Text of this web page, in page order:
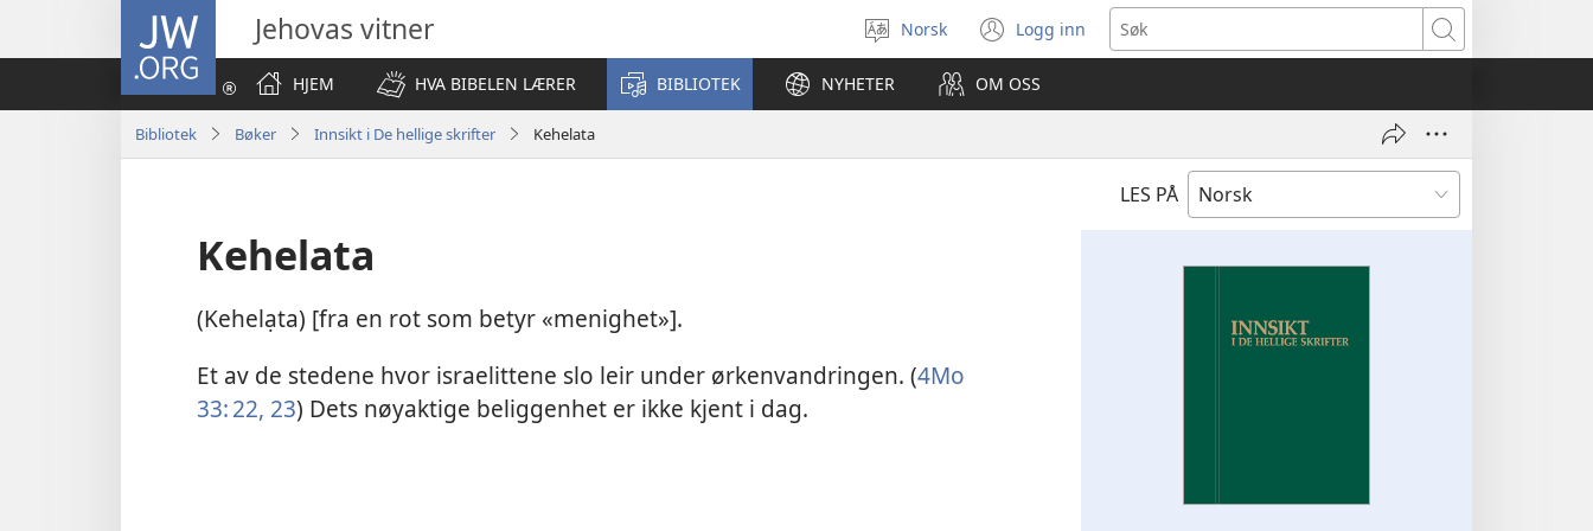
JW.ORG Jehovas vitner
Velg
språk
Norsk Logg inn
(åpner
nytt
vindu)
Søk
HJEM
HVA BIBELEN LÆRER BIBLIOTEK NYHETER OM OSS
Bibliotek Bøker Innsikt i De hellige skrifter Kehelata
LES PÅ
Kehelata
(Kehelạta) [fra en rot som betyr «menighet»].
Et av de stedene hvor israelittene slo leir under ørkenvandringen. (4Mo
33: 22, 23) Dets nøyaktige beliggenhet er ikke kjent i dag.